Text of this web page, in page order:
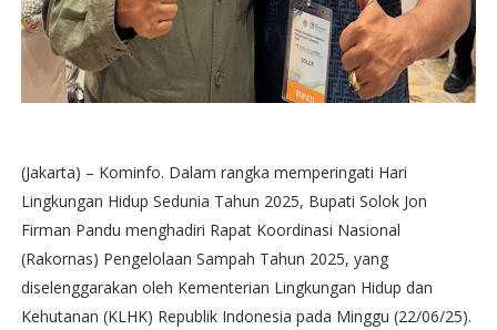
(Jakarta) – Kominfo. Dalam rangka memperingati Hari
Lingkungan Hidup Sedunia Tahun 2025, Bupati Solok Jon
Firman Pandu menghadiri Rapat Koordinasi Nasional
(Rakornas) Pengelolaan Sampah Tahun 2025, yang
diselenggarakan oleh Kementerian Lingkungan Hidup dan
Kehutanan (KLHK) Republik Indonesia pada Minggu (22/06/25).